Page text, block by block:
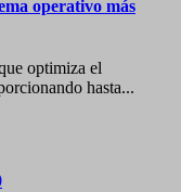
operativo más
optimiza el
hasta...